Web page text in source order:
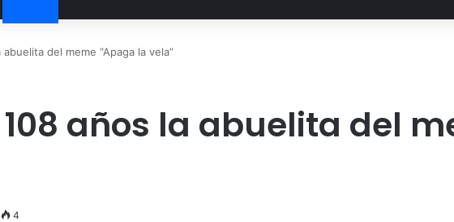
del meme “Apaga la vela”
años la abuelita del
4